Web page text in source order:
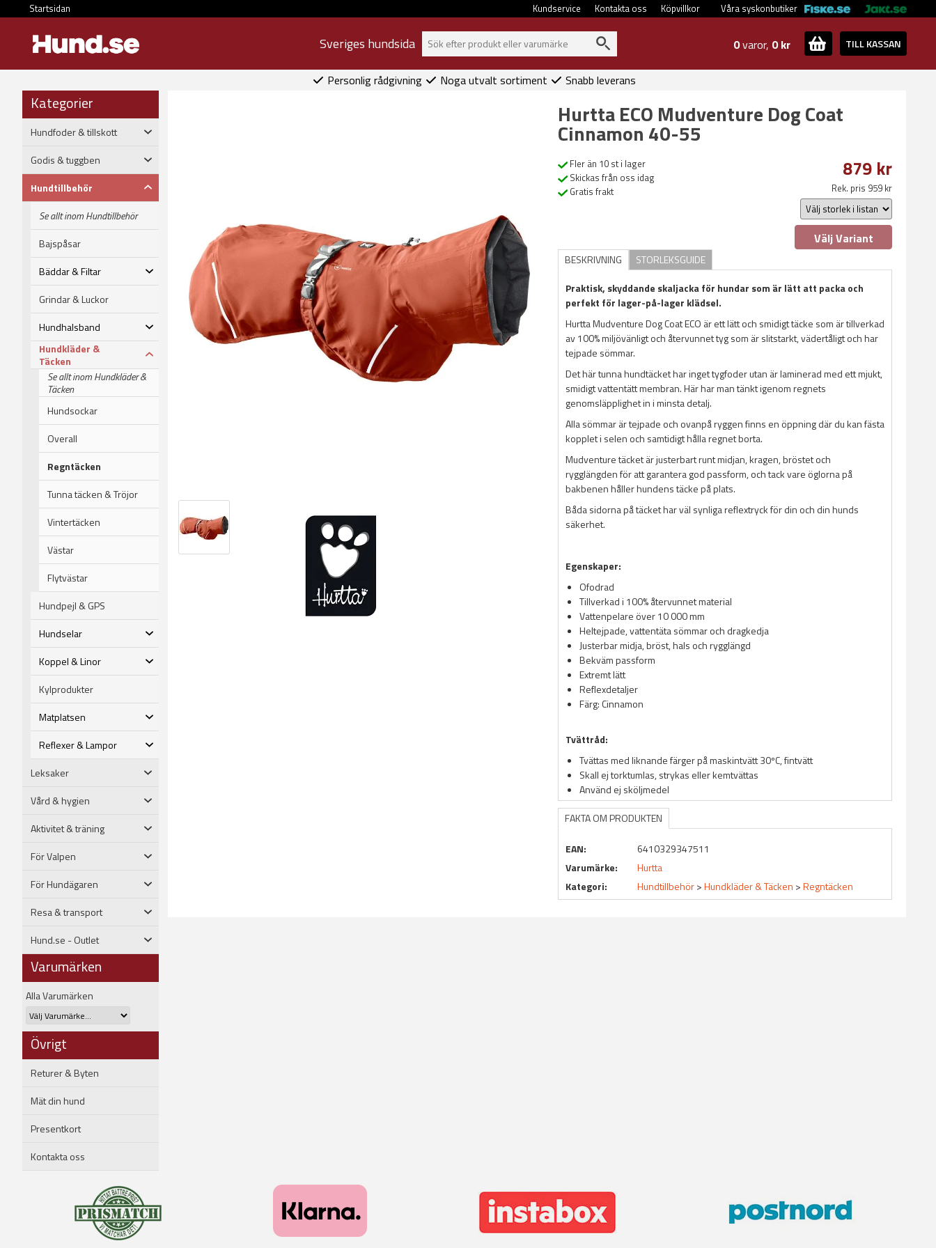
Startsidan Våra syskonbutiker
Köpvillkor
Kontakta oss
Kundservice
Sveriges hundsida 0varor, 0 kr TILL KASSAN
Personlig rådgivning Noga utvalt sortiment Snabb leverans
Kategorier
Hundfoder & tillskott
Godis & tuggben
Hundtillbehör
Se allt inom Hundtillbehör
Bajspåsar
Bäddar & Filtar
Grindar & Luckor
Hundhalsband
Hundkläder &
Täcken
Se allt inom Hundkläder &
Täcken
Hundsockar
Overall
Regntäcken
Tunna täcken & Tröjor
Vintertäcken
Västar
Flytvästar
Hundpejl & GPS
Hundselar
Koppel & Linor
Kylprodukter
Matplatsen
Reflexer & Lampor
Leksaker
Vård & hygien
Aktivitet & träning
För Valpen
För Hundägaren
Resa & transport
Hund.se - Outlet
Varumärken
Alla Varumärken
Övrigt
Returer & Byten
Mät din hund
Presentkort
Kontakta oss
Hurtta ECO Mudventure Dog Coat
Cinnamon 40-55
Fler än 10 st i lager
Skickas från oss idag
Gratis frakt
879 kr
Rek. pris 959 kr
Välj Variant
BESKRIVNING
STORLEKSGUIDE
Praktisk, skyddande skaljacka för hundar som är lätt att packa och
perfekt för lager-på-lager klädsel.
Hurtta Mudventure Dog Coat ECO är ett lätt och smidigt täcke som är tillverkad
av 100% miljövänligt och återvunnet tyg som är slitstarkt, vädertåligt och har
tejpade sömmar.
Det här tunna hundtäcket har inget tygfoder utan är laminerad med ett mjukt,
smidigt vattentätt membran. Här har man tänkt igenom regnets
genomsläpplighet in i minsta detalj.
Alla sömmar är tejpade och ovanpå ryggen finns en öppning där du kan fästa
kopplet i selen och samtidigt hålla regnet borta.
Mudventure täcket är justerbart runt midjan, kragen, bröstet och
rygglängden för att garantera god passform, och tack vare öglorna på
bakbenen håller hundens täcke på plats.
Båda sidorna på täcket har väl synliga reflextryck för din och din hunds
säkerhet.
Egenskaper:
Ofodrad
Tillverkad i 100% återvunnet material
Vattenpelare över 10 000 mm
Heltejpade, vattentäta sömmar och dragkedja
Justerbar midja, bröst, hals och rygglängd
Bekväm passform
Extremt lätt
Reflexdetaljer
Färg: Cinnamon
Tvättråd:
Tvättas med liknande färger på maskintvätt 30ºC, fintvätt
Skall ej torktumlas, strykas eller kemtvättas
Använd ej sköljmedel
FAKTA OM PRODUKTEN
EAN:
6410329347511
Varumärke:
Hurtta
Kategori:
Hundtillbehör>Hundkläder & Täcken >Regntäcken